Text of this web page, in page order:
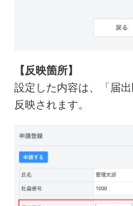
【反映箇所】
設定した内容は、「届
反映されます。